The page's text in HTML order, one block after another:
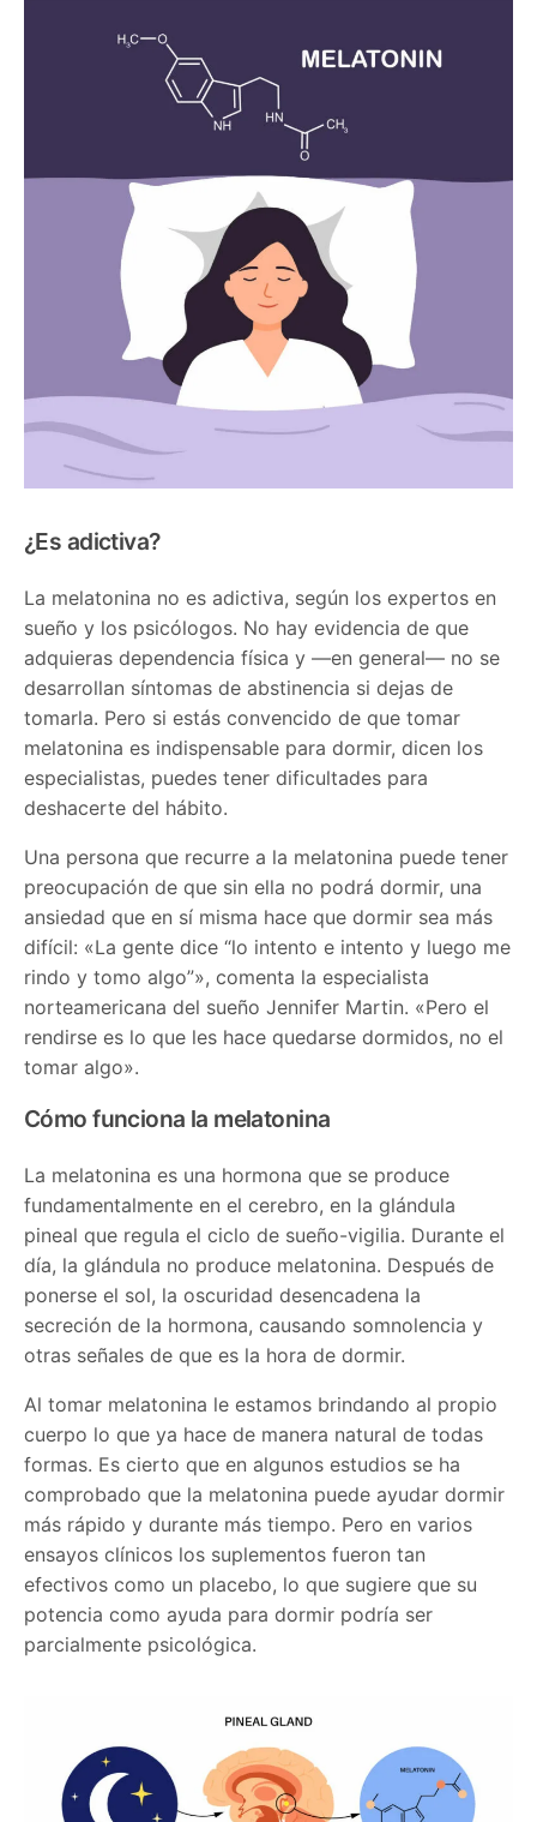
¿Es adictiva?
La melatonina no es adictiva, según los expertos en
sueño y los psicólogos. No hay evidencia de que
adquieras dependencia física y —en general— no se
desarrollan síntomas de abstinencia si dejas de
tomarla. Pero si estás convencido de que tomar
melatonina es indispensable para dormir, dicen los
especialistas, puedes tener dificultades para
deshacerte del hábito.
Una persona que recurre a la melatonina puede tener
preocupación de que sin ella no podrá dormir, una
ansiedad que en sí misma hace que dormir sea más
difícil: «La gente dice “lo intento e intento y luego me
rindo y tomo algo”», comenta la especialista
norteamericana del sueño Jennifer Martin. «Pero el
rendirse es lo que les hace quedarse dormidos, no el
tomar algo».
Cómo funciona la melatonina
La melatonina es una hormona que se produce
fundamentalmente en el cerebro, en la glándula
pineal que regula el ciclo de sueño-vigilia. Durante el
día, la glándula no produce melatonina. Después de
ponerse el sol, la oscuridad desencadena la
secreción de la hormona, causando somnolencia y
otras señales de que es la hora de dormir.
Al tomar melatonina le estamos brindando al propio
cuerpo lo que ya hace de manera natural de todas
formas. Es cierto que en algunos estudios se ha
comprobado que la melatonina puede ayudar dormir
más rápido y durante más tiempo. Pero en varios
ensayos clínicos los suplementos fueron tan
efectivos como un placebo, lo que sugiere que su
potencia como ayuda para dormir podría ser
parcialmente psicológica.